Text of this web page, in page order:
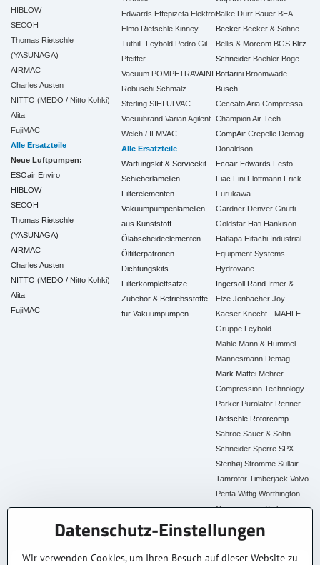
HIBLOW
SECOH
Thomas Rietschle
(YASUNAGA)
AIRMAC
Charles Austen
NITTO (MEDO / Nitto Kohki)
Alita
FujiMAC
Alle Ersatzteile
Neue Luftpumpen:
ESOair Enviro
HIBLOW
SECOH
Thomas Rietschle
(YASUNAGA)
AIRMAC
Charles Austen
NITTO (MEDO / Nitto Kohki)
Alita
FujiMAC
Edwards Effepizeta Elektror
Elmo Rietschle Kinney-
Tuthill Leybold Pedro Gil
Pfeiffer
Vacuum POMPETRAVAINI
Robuschi Schmalz
Sterling SIHI ULVAC
Vacuubrand Varian Agilent
Welch / ILMVAC
Alle Ersatzteile
Wartungskit & Servicekit
Schieberlamellen
Filterelementen
Vakuumpumpenlamellen
aus Kunststoff
Ölabscheideelementen
Ölfilterpatronen
Dichtungskits
Filterkomplettsätze
Zubehör & Betriebsstoffe
für Vakuumpumpen
Balke Dürr Bauer BEA
Becker Becker & Söhne
Bellis & Morcom BGS Blitz
Schneider Boehler Boge
Bottarini Broomwade
Busch
Ceccato Aria Compressa
Champion Air Tech
CompAir Crepelle Demag
Donaldson
Ecoair Edwards Festo
Fiac Fini Flottmann Frick
Furukawa
Gardner Denver Gnutti
Goldstar Hafi Hankison
Hatlapa Hitachi Industrial
Equipment Systems
Hydrovane
Ingersoll Rand Irmer &
Elze Jenbacher Joy
Kaeser Knecht - MAHLE-
Gruppe Leybold
Mahle Mann & Hummel
Mannesmann Demag
Mark Mattei Mehrer
Compression Technology
Parker Purolator Renner
Rietschle Rotorcomp
Sabroe Sauer & Sohn
Schneider Sperre SPX
Stenhøj Stromme Sullair
Tamrotor Timberjack Volvo
Penta Wittig Worthington
Creyssensac York
Alle Ersatzteile
Datenschutz-Einstellungen
Wir verwenden Cookies, um Ihren Besuch auf dieser Website zu